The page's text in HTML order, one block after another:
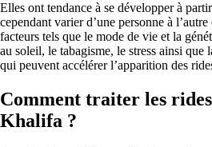
Elles ont tendance à se développer à
cependant varier d’une personne à
facteurs tels que le mode de vie et la
au soleil, le tabagisme, le stress ainsi que
qui peuvent accélérer l’apparition des
Comment traiter les
Khalifa ?